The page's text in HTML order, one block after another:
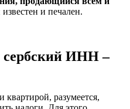
и печален.
ИНН –
квартирой, разумеется,